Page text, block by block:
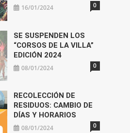
16/01/2024 0
SE SUSPENDEN LOS
“CORSOS DE LA VILLA”
EDICIÓN 2024
08/01/2024 0
RECOLECCIÓN DE
RESIDUOS: CAMBIO DE
DÍAS Y HORARIOS
08/01/2024 0